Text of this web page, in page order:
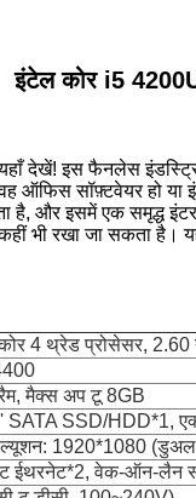
इंटेल कोर i5
देखें! इस फैनलेस
ऑफिस सॉफ़्टवेयर हो
और इसमें एक समृद्ध
भी रखा जा सकता है।
4 थ्रेड प्रोसेसर, 2.60
मैक्स अप टू 8GB
SSD/HDD*1,
1920*1080
ईथरनेट*2, वेक-ऑन-लैन